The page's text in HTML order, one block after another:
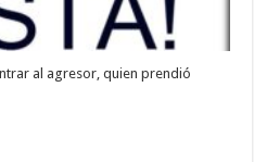
al agresor, quien prendió